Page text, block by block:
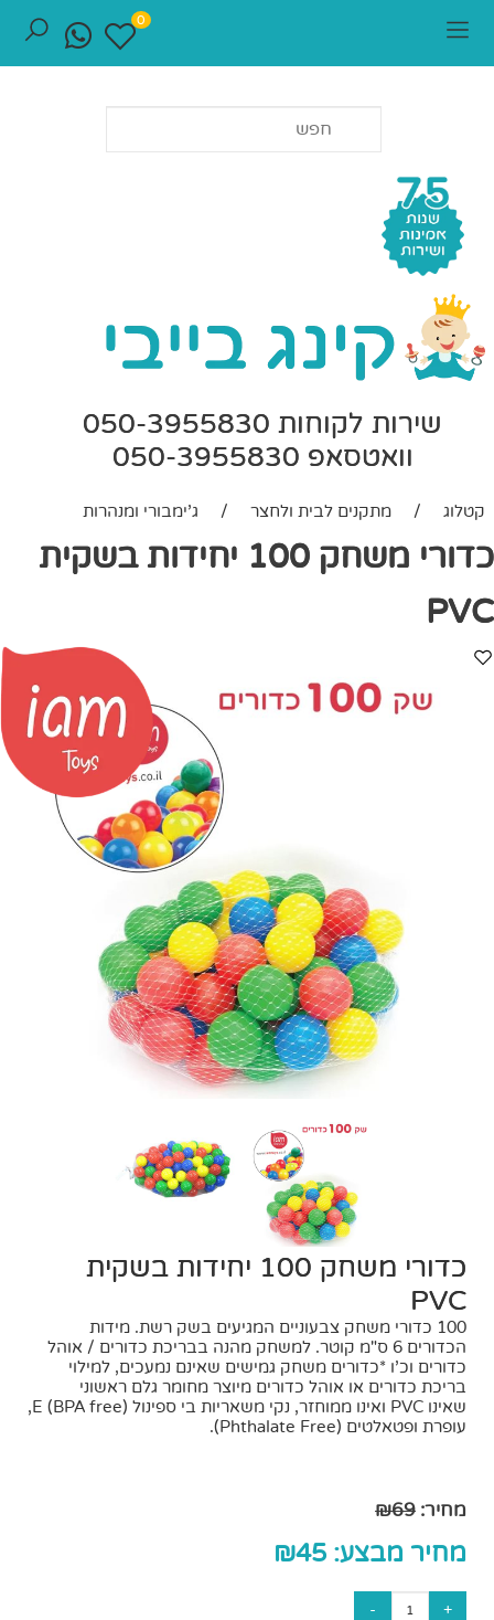
שירות לקוחות 050-3955830
וואטסאפ 050-3955830
0
קטלוג / מתקנים לבית ולחצר / ג'ימבורי ומנהרות
כדורי משחק 100 יחידות בשקית
PVC
כדורי משחק 100 יחידות בשקית
PVC
100 כדורי משחק צבעוניים המגיעים בשק רשת. מידות
הכדורים 6 ס"מ קוטר. למשחק מהנה בבריכת כדורים / אוהל
כדורים וכ’ו *כדורים משחק גמישים שאינם נמעכים, למילוי
בריכת כדורים או אוהל כדורים מיוצר מחומר גלם ראשוני
שאינו PVC ואינו ממוחזר, נקי משאריות בי ספינול E (BPA free),
עופרת ופטאלטים (Phthalate Free).
מחיר: ₪69
מחיר מבצע: ₪45